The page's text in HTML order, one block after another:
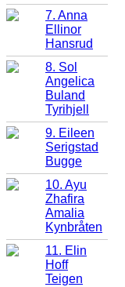
7. Anna
Ellinor
Hansrud
8. Sol
Angelica
Buland
Tyrihjell
9. Eileen
Serigstad
Bugge
10. Ayu
Zhafira
Amalia
Kynbråten
11. Elin
Hoff
Teigen